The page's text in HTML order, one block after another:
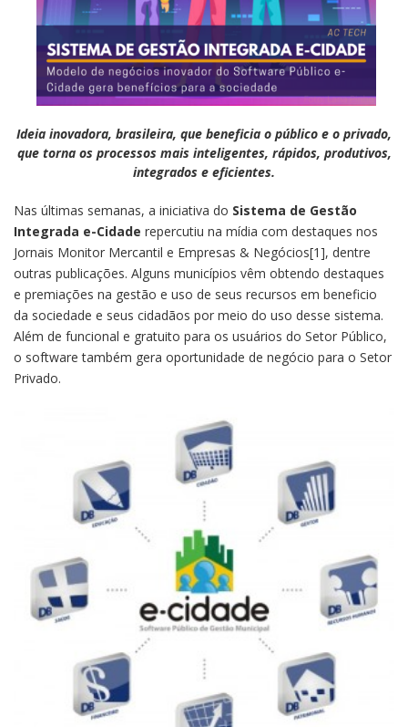
Ideia inovadora, brasileira, que beneficia o público e o privado,
que torna os processos mais inteligentes, rápidos, produtivos,
integrados e eficientes.
Nas últimas semanas, a iniciativa do Sistema de Gestão
Integrada e-Cidade repercutiu na mídia com destaques nos
Jornais Monitor Mercantil e Empresas & Negócios[1], dentre
outras publicações. Alguns municípios vêm obtendo destaques
e premiações na gestão e uso de seus recursos em beneficio
da sociedade e seus cidadãos por meio do uso desse sistema.
Além de funcional e gratuito para os usuários do Setor Público,
o software também gera oportunidade de negócio para o Setor
Privado.